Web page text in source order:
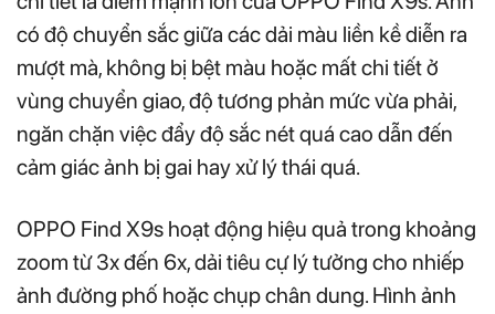
có độ chuyển sắc giữa các dải màu liền kề diễn ra
mượt mà, không bị bệt màu hoặc mất chi tiết ở
vùng chuyển giao, độ tương phản mức vừa phải,
ngăn chặn việc đẩy độ sắc nét quá cao dẫn đến
cảm giác ảnh bị gai hay xử lý thái quá.
OPPO Find X9s hoạt động hiệu quả trong khoảng
zoom từ 3x đến 6x, dải tiêu cự lý tưởng cho nhiếp
ảnh đường phố hoặc chụp chân dung. Hình ảnh